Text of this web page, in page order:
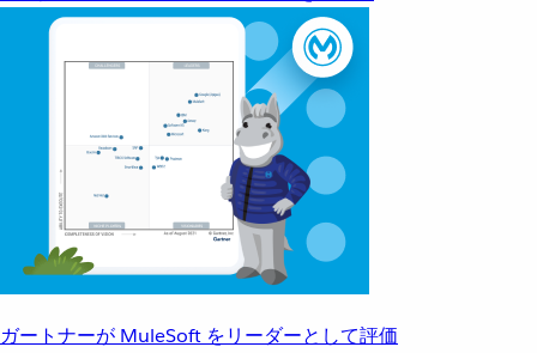
ガートナーが MuleSoft をリーダーとして評価